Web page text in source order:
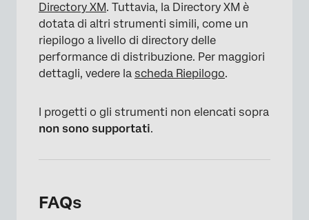
Directory XM. Tuttavia, la Directory XM è
dotata di altri strumenti simili, come un
riepilogo a livello di directory delle
performance di distribuzione. Per maggiori
dettagli, vedere la scheda Riepilogo.
I progetti o gli strumenti non elencati sopra
non sono supportati.
FAQs